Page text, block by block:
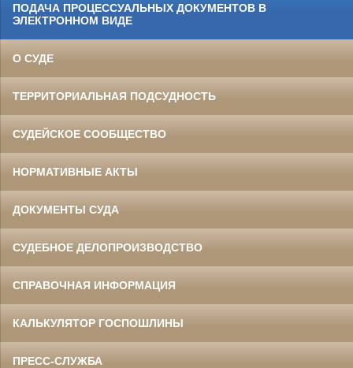
ПОДАЧА ПРОЦЕССУАЛЬНЫХ ДОКУМЕНТОВ В
ЭЛЕКТРОННОМ ВИДЕ
О СУДЕ
ТЕРРИТОРИАЛЬНАЯ ПОДСУДНОСТЬ
СУДЕЙСКОЕ СООБЩЕСТВО
НОРМАТИВНЫЕ АКТЫ
ДОКУМЕНТЫ СУДА
СУДЕБНОЕ ДЕЛОПРОИЗВОДСТВО
СПРАВОЧНАЯ ИНФОРМАЦИЯ
КАЛЬКУЛЯТОР ГОСПОШЛИНЫ
ПРЕСС-СЛУЖБА